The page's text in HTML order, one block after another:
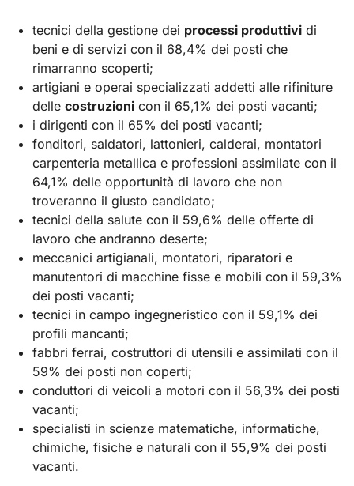
tecnici della gestione dei processi produttividi
beni e di servizi con il 68,4% dei posti che
rimarranno scoperti;
artigiani e operai specializzati addetti alle rifiniture
delle costruzionicon il 65,1% dei posti vacanti;
i dirigenti con il 65% dei posti vacanti;
fonditori, saldatori, lattonieri, calderai, montatori
carpenteria metallica e professioni assimilate con il
64,1% delle opportunità di lavoro che non
troveranno il giusto candidato;
tecnici della salute con il 59,6% delle offerte di
lavoro che andranno deserte;
meccanici artigianali, montatori, riparatori e
manutentori di macchine fisse e mobili con il 59,3%
dei posti vacanti;
tecnici in campo ingegneristico con il 59,1% dei
profili mancanti;
fabbri ferrai, costruttori di utensili e assimilati con il
59% dei posti non coperti;
conduttori di veicoli a motori con il 56,3% dei posti
vacanti;
specialisti in scienze matematiche, informatiche,
chimiche, fisiche e naturali con il 55,9% dei posti
vacanti.